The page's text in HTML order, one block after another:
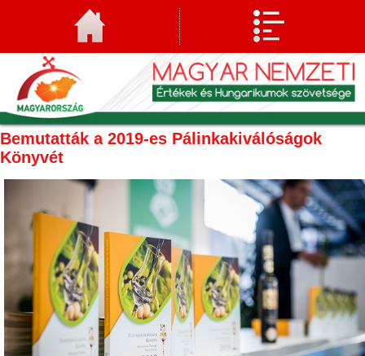
Bemutatták a 2019-es Pálinkakiválóságok
Könyvét